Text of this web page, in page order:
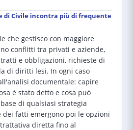
di Civile incontra più di frequente
che gestisco con maggiore
conflitti tra privati e aziende,
e obbligazioni, richieste di
di diritti lesi. In ogni caso
documentale: capire
è stato detto e cosa può
di qualsiasi strategia
dei fatti emergono poi le opzioni
diretta fino al